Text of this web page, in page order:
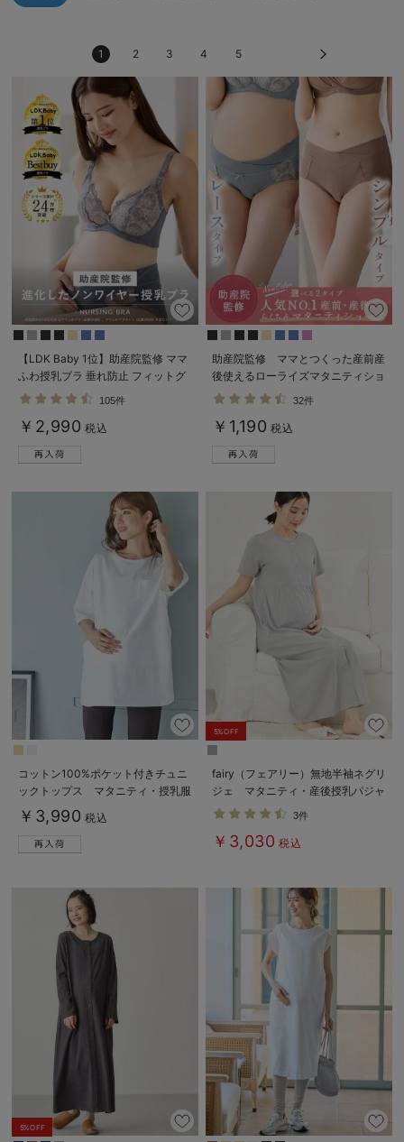
マタニティ 腹巻き
親子セット
快適機能ウェア特集 トップス
快適機能ウェア特集 ボトムス
快適機能ウェア特集 パジャマ
erbaviva（エルバビーバ）
安心の日本製。先輩ママが買ってよかった！本当に必要な出産準備品
ハレの日に着るANGELIEBEのセレモニー
買って正解！高評価レビューアイテム
親子コーデ｜ママとベビーにおすすめ！
便利な育児家電
Gift Selection 出産祝い
ベビー
あったかアイテム｜
もらって嬉しいギフト
かわいくておもしろ
何枚あっても嬉しい
長く使えるアイテム
お部屋映えアイテム
裏起毛素材
1 2 3 4 5
【LDK Baby 1位】助産院監修 ママ
ふわ授乳ブラ 垂れ防止 フィットグ
ミ ノンワイヤー ｜ マタニティ・授
105件
￥2,990 税込
助産院監修 ママとつくった産前産
後使えるローライズマタニティショ
ーツ
32件
￥1,190 税込
コットン100%ポケット付きチュニ
ックトップス マタニティ・授乳服
【出産後も長く使える】
￥3,990 税込
5%OFF
fairy（フェアリー）無地半袖ネグリ
ジェ マタニティ・産後授乳パジャ
マ【出産後も長く使える】
3件
￥3,030 税込
5%OFF